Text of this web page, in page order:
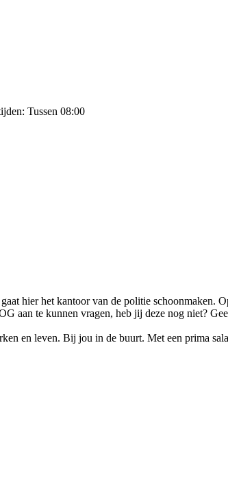
Tussen 08:00
hier het kantoor van de politie schoonmaken.
aan te kunnen vragen, heb jij deze nog niet?
en leven. Bij jou in de buurt. Met een prima